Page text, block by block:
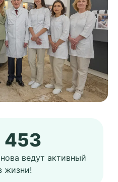
453
ведут активный
жизни!